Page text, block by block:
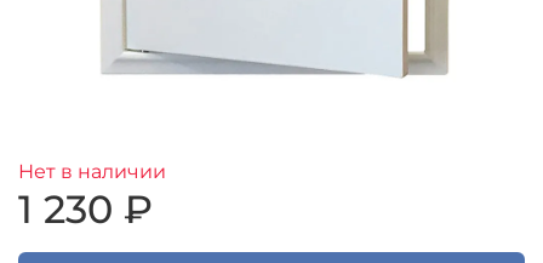
Нет в наличии
1 230 ₽